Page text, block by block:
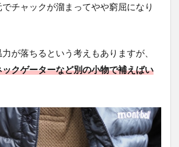
チャックが溜まってやや窮屈になり
が落ちるという考えもありますが、
ックゲーターなど別の小物で補えばい